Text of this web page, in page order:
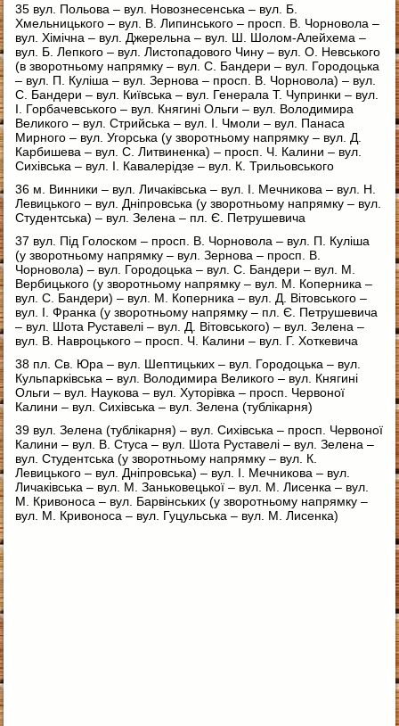
35 вул. Польова – вул. Новознесенська – вул. Б.
Хмельницького – вул. В. Липинського – просп. В. Чорновола –
вул. Хімічна – вул. Джерельна – вул. Ш. Шолом-Алейхема –
вул. Б. Лепкого – вул. Листопадового Чину – вул. О. Невського
(в зворотньому напрямку – вул. С. Бандери – вул. Городоцька
– вул. П. Куліша – вул. Зернова – просп. В. Чорновола) – вул.
С. Бандери – вул. Київська – вул. Генерала Т. Чупринки – вул.
І. Горбачевського – вул. Княгині Ольги – вул. Володимира
Великого – вул. Стрийська – вул. І. Чмоли – вул. Панаса
Мирного – вул. Угорська (у зворотньому напрямку – вул. Д.
Карбишева – вул. С. Литвиненка) – просп. Ч. Калини – вул.
Сихівська – вул. І. Кавалерідзе – вул. К. Трильовського
36 м. Винники – вул. Личаківська – вул. І. Мечникова – вул. Н.
Левицького – вул. Дніпровська (у зворотньому напрямку – вул.
Студентська) – вул. Зелена – пл. Є. Петрушевича
37 вул. Під Голоском – просп. В. Чорновола – вул. П. Куліша
(у зворотньому напрямку – вул. Зернова – просп. В.
Чорновола) – вул. Городоцька – вул. С. Бандери – вул. М.
Вербицького (у зворотньому напрямку – вул. М. Коперника –
вул. С. Бандери) – вул. М. Коперника – вул. Д. Вітовського –
вул. І. Франка (у зворотньому напрямку – пл. Є. Петрушевича
– вул. Шота Руставелі – вул. Д. Вітовського) – вул. Зелена –
вул. В. Навроцького – просп. Ч. Калини – вул. Г. Хоткевича
38 пл. Св. Юра – вул. Шептицьких – вул. Городоцька – вул.
Кульпарківська – вул. Володимира Великого – вул. Княгині
Ольги – вул. Наукова – вул. Хуторівка – просп. Червоної
Калини – вул. Сихівська – вул. Зелена (тублікарня)
39 вул. Зелена (тублікарня) – вул. Сихівська – просп. Червоної
Калини – вул. В. Стуса – вул. Шота Руставелі – вул. Зелена –
вул. Студентська (у зворотньому напрямку – вул. К.
Левицького – вул. Дніпровська) – вул. І. Мечникова – вул.
Личаківська – вул. М. Заньковецької – вул. М. Лисенка – вул.
М. Кривоноса – вул. Барвінських (у зворотньому напрямку –
вул. М. Кривоноса – вул. Гуцульська – вул. М. Лисенка)